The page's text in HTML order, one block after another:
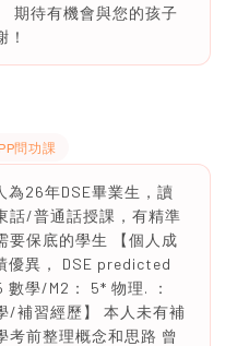
期待有機會與您的孩子
問功課
為26年DSE畢業生，讀
話/普通話授課，有精準
要保底的學生 【個人成
優異， DSE predicted
學/M2： 5* 物理. ：
/補習經歷】 本人未有補
考前整理概念和思路 曾